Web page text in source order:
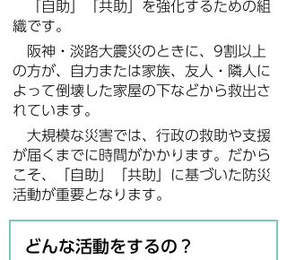
「自助」「共助」を強化するための組
織です。
阪神・淡路大震災のときに、9割以上
の方が、自力または家族、友人・隣人に
よって倒壊した家屋の下などから救出さ
れています。
大規模な災害では、行政の救助や支援
が届くまでに時間がかかります。だから
こそ、「自助」「共助」に基づいた防災
活動が重要となります。
どんな活動をするの？